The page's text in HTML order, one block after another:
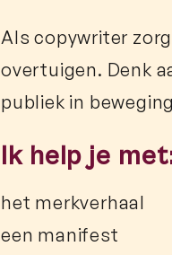
Als copywriter
overtuigen. Denk
publiek in
Ik help je
het merkverhaal
een manifest